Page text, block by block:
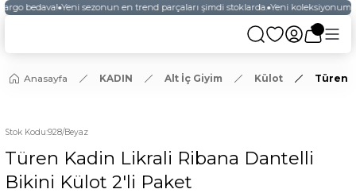
bedava! Yeni sezonun en trend parçaları şimdi stoklarda. Yeni
Anasayfa KADIN Alt İç Giyim Külot Türen
Stok Kodu:928/Beyaz
Türen Kadin Likrali Ribana Dantelli
Bikini Külot 2'li Paket